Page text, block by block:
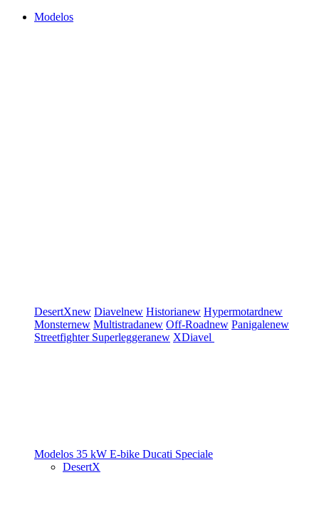
Modelos
DesertXnew Diavelnew Historianew Hypermotardnew
Monsternew Multistradanew Off-Roadnew Panigalenew
Streetfighter Superleggeranew XDiavel
Modelos 35 kW E-bike Ducati Speciale
DesertX